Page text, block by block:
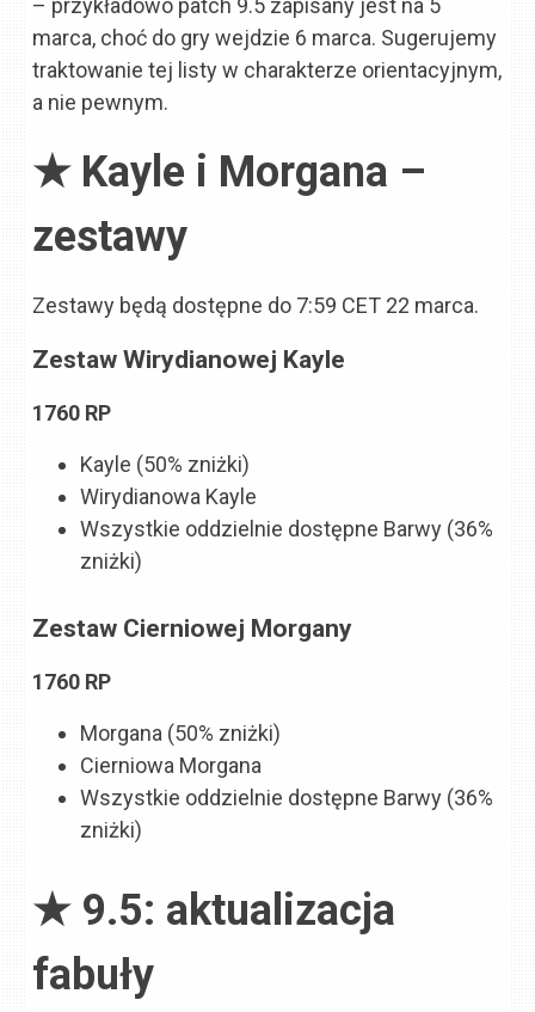
– przykładowo patch 9.5 zapisany jest na 5
marca, choć do gry wejdzie 6 marca. Sugerujemy
traktowanie tej listy w charakterze orientacyjnym,
a nie pewnym.
★ Kayle i Morgana –
zestawy
Zestawy będą dostępne do 7:59 CET 22 marca.
Zestaw Wirydianowej Kayle
1760 RP
Kayle (50% zniżki)
Wirydianowa Kayle
Wszystkie oddzielnie dostępne Barwy (36%
zniżki)
Zestaw Cierniowej Morgany
1760 RP
Morgana (50% zniżki)
Cierniowa Morgana
Wszystkie oddzielnie dostępne Barwy (36%
zniżki)
★ 9.5: aktualizacja
fabuły